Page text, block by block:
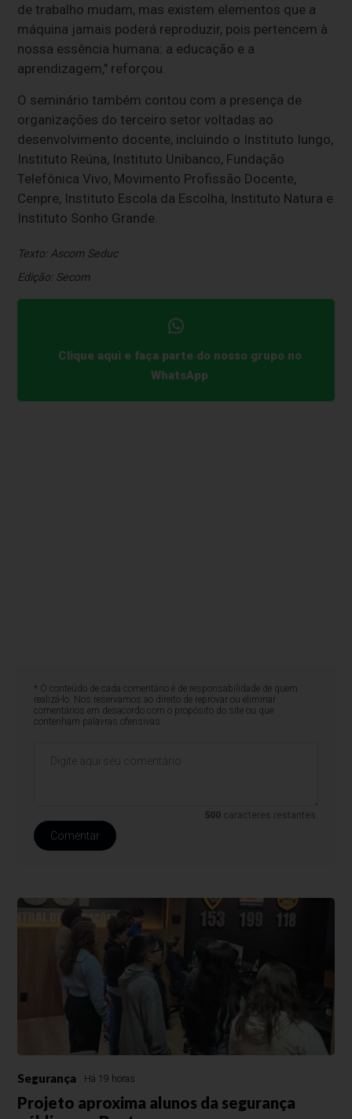
de trabalho mudam, mas existem elementos que a
máquina jamais poderá reproduzir, pois pertencem à
nossa essência humana: a educação e a
aprendizagem," reforçou.
O seminário também contou com a presença de
organizações do terceiro setor voltadas ao
desenvolvimento docente, incluindo o Instituto Iungo,
Instituto Reúna, Instituto Unibanco, Fundação
Telefônica Vivo, Movimento Profissão Docente,
Cenpre, Instituto Escola da Escolha, Instituto Natura e
Instituto Sonho Grande.
Texto: Ascom Seduc
Edição: Secom
Clique aqui e faça parte do nosso grupo no
WhatsApp
* O conteúdo de cada comentário é de responsabilidade de quem
realizá-lo. Nos reservamos ao direito de reprovar ou eliminar
comentários em desacordo com o propósito do site ou que
contenham palavras ofensivas.
500 caracteres restantes.
Comentar
Segurança Há 19 horas
Projeto aproxima alunos da segurança